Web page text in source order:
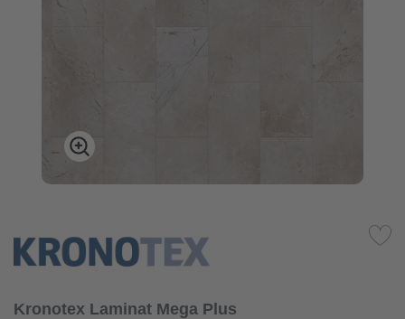
Kronotex Laminat Mega Plus